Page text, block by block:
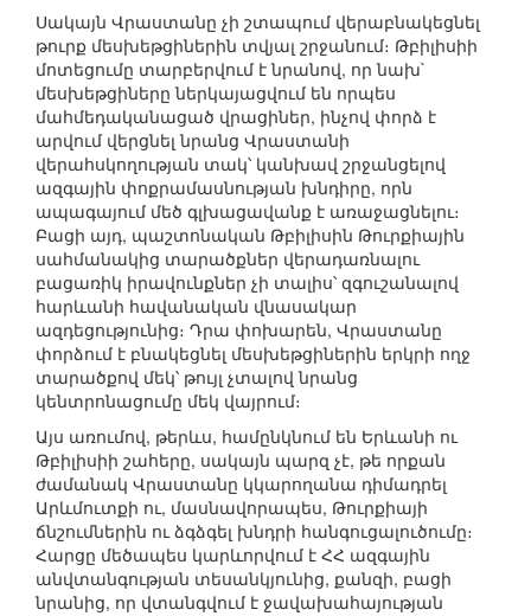
Սակայն Վրաստանը չի շտապում վերաբնակեցնել
թուրք մեսխեթցիներին տվյալ շրջանում։ Թբիլիսիի
մոտեցումը տարբերվում է նրանով, որ նախ`
մեսխեթցիները ներկայացվում են որպես
մահմեդականացած վրացիներ, ինչով փորձ է
արվում վերցնել նրանց Վրաստանի
վերահսկողության տակ՝ կանխավ շրջանցելով
ազգային փոքրամասնության խնդիրը, որն
ապագայում մեծ գլխացավանք է առաջացնելու։
Բացի այդ, պաշտոնական Թբիլիսին Թուրքիային
սահմանակից տարածքներ վերադառնալու
բացառիկ իրավունքներ չի տալիս՝ զգուշանալով
հարևանի հավանական վնասակար
ազդեցությունից։ Դրա փոխարեն, Վրաստանը
փորձում է բնակեցնել մեսխեթցիներին երկրի ողջ
տարածքով մեկ՝ թույլ չտալով նրանց
կենտրոնացումը մեկ վայրում։
Այս առումով, թերևս, համընկնում են Երևանի ու
Թբիլիսիի շահերը, սակայն պարզ չէ, թե որքան
ժամանակ Վրաստանը կկարողանա դիմադրել
Արևմուտքի ու, մասնավորապես, Թուրքիայի
ճնշումներին ու ձգձգել խնդրի հանգուցալուծումը։
Հարցը մեծապես կարևորվում է ՀՀ ազգային
անվտանգության տեսանկյունից, քանզի, բացի
նրանից, որ վտանգվում է ջավախահայության